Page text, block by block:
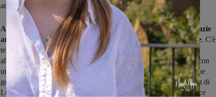
arrotondano lo scarto fino al 6-1 di metà gara.
A quel punto i valdarnesi si accontentano di amministrare grazie
anche all'ottima difesa di Massai e Tortoli sulle boe avversarie. C'è
tempo anche per l'esordio del giovanissimo portiere Rotesi che si
alternerà con Buffoni nel corso della gara, chiudendola entrambi con
una prestazione positiva. La squadra di coach Mosca trova altri due
gol, prima con Reshetnikov e poi con uno strepitoso coast to coast di
Luti. Poi, forte dell'ampio vantaggio, il Valdarno si distrae e subisce